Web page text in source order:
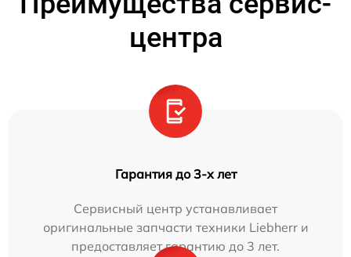
центра
Гарантия до 3-х лет
Сервисный центр устанавливает
оригинальные запчасти техники Liebherr и
предоставляет гарантию до 3 лет.